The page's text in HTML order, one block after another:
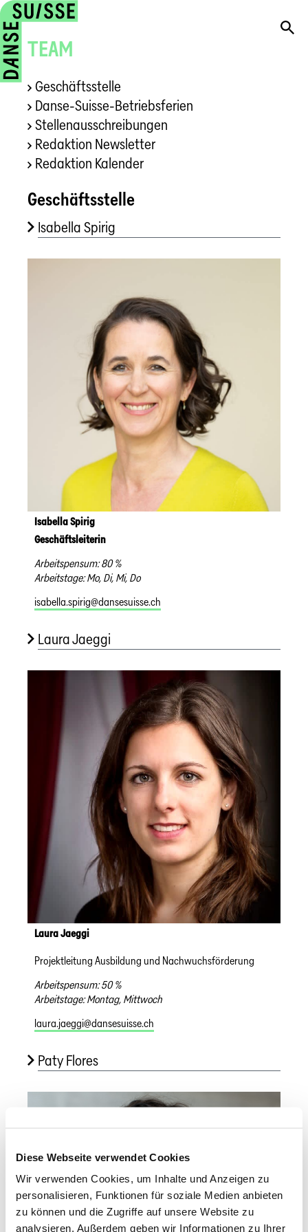
Diese Webseite verwendet Cookies
Wir verwenden Cookies, um Inhalte und Anzeigen zu
personalisieren, Funktionen für soziale Medien anbieten
zu können und die Zugriffe auf unsere Website zu
analysieren. Außerdem geben wir Informationen zu Ihrer
TEAM
Geschäftsstelle
Danse-Suisse-Betriebsferien
Stellenausschreibungen
Redaktion Newsletter
Redaktion Kalender
Geschäftsstelle
Isabella Spirig
Isabella Spirig
Geschäftsleiterin
Arbeitspensum: 80 %
Arbeitstage: Mo, Di, Mi, Do
isabella.spirig@dansesuisse.ch
Laura Jaeggi
Laura Jaeggi
Projektleitung Ausbildung und Nachwuchsförderung
Arbeitspensum: 50 %
Arbeitstage: Montag, Mittwoch
laura.jaeggi@dansesuisse.ch
Paty Flores